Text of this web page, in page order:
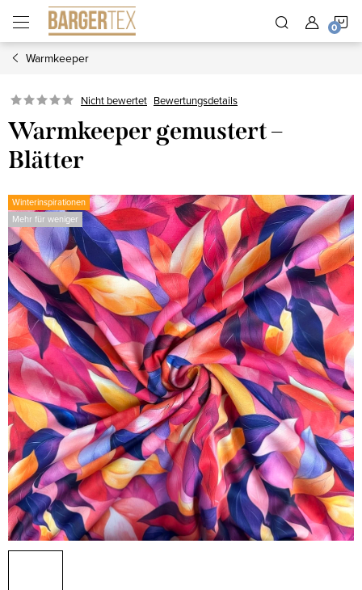
Inhalt
springen
Warmkeeper
Nicht bewertet Bewertungsdetails
Warmkeeper gemustert –
Blätter
Winterinspirationen
Mehr für weniger